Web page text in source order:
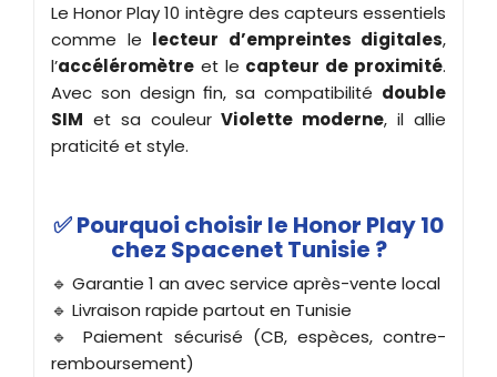
Le Honor Play 10 intègre des capteurs essentiels
comme le lecteur d’empreintes digitales,
l’accéléromètre et le capteur de proximité.
Avec son design fin, sa compatibilité double
SIM et sa couleurViolette moderne, il allie
praticité et style.
✅ Pourquoi choisir le Honor Play 10
chez Spacenet Tunisie ?
🔹 Garantie 1 an avec service après-vente local
🔹 Livraison rapide partout en Tunisie
🔹 Paiement sécurisé (CB, espèces, contre-
remboursement)